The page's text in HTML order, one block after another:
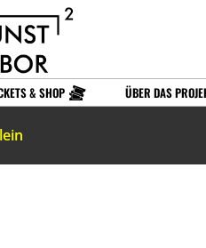
& SHOP ÜBER DAS